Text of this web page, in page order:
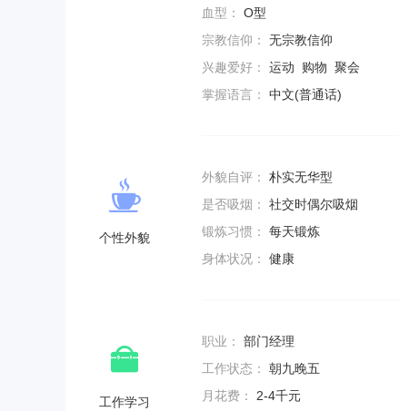
血型：
O型
宗教信仰：
无宗教信仰
兴趣爱好：
运动 购物 聚会
掌握语言：
中文(普通话)
个性外貌
外貌自评： 朴实无华型
是否吸烟：
社交时偶尔吸烟
锻炼习惯：
每天锻炼
身体状况：
健康
工作学习
职业： 部门经理
工作状态：
朝九晚五
月花费：
2-4千元